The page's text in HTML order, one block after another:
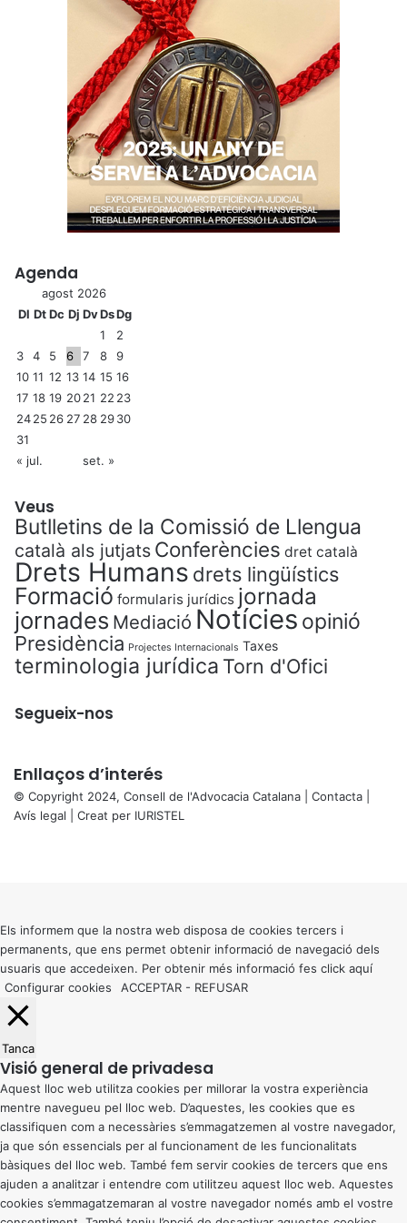
Agenda
agost 2026
Dl DtDc Dj DvDsDg
1
2
3
4 5 6 7 8
9
10 11 12 13 14 15 16
17 18 19 2021 22 23
2425 26 27 28 2930
31
« jul.
set. »
Veus
Butlletins de la Comissió de Llengua
català als jutjats Conferències dret català
Drets Humans drets lingüístics
Formació formularis jurídics jornada
jornades Mediació Notícies opinió
Presidència Projectes Internacionals Taxes
terminologia jurídica Torn d'Ofici
Segueix-nos
Enllaços d’interés
© Copyright 2024, Consell de l'Advocacia Catalana | Contacta
Avís legal | Creat per IURISTEL
button
Els informem que la nostra web disposa de cookies tercers i
permanents, que ens permet obtenir informació de navegació dels
usuaris que accedeixen. Per obtenir més informació fes click aquí
Configurar cookies
ACCEPTAR - REFUSAR
Tanca
Visió general de privadesa
Aquest lloc web utilitza cookies per millorar la vostra experiència
mentre navegueu pel lloc web. D’aquestes, les cookies que es
classifiquen com a necessàries s’emmagatzemen al vostre navegador,
ja que són essencials per al funcionament de les funcionalitats
bàsiques del lloc web. També fem servir cookies de tercers que ens
ajuden a analitzar i entendre com utilitzeu aquest lloc web. Aquestes
cookies s’emmagatzemaran al vostre navegador només amb el vostre